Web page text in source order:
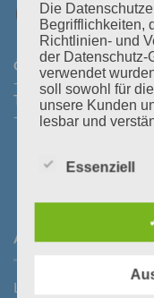
Öffnungszeiten
- 11:30 Uhr und
Telefonische
- 12:00 Uhr und 13:30
ANFAHRT
Laßnitzstraße 19
Die
Begrifflichkeiten,
Richtlinien- und
der Datenschutz-
verwendet
soll sowohl für
unsere Kunden
lesbar und
Wir verwenden
a)
Essenziell